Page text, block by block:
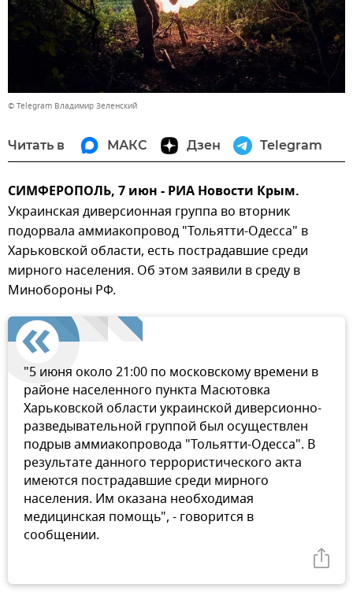
© Telegram Владимир Зеленский
Читать в МАКС Дзен Telegram
СИМФЕРОПОЛЬ, 7 июн - РИА Новости Крым.
Украинская диверсионная группа во вторник
подорвала аммиакопровод "Тольятти-Одесса" в
Харьковской области, есть пострадавшие среди
мирного населения. Об этом заявили в среду в
Минобороны РФ.
"5 июня около 21:00 по московскому времени в
районе населенного пункта Масютовка
Харьковской области украинской диверсионно-
разведывательной группой был осуществлен
подрыв аммиакопровода "Тольятти-Одесса". В
результате данного террористического акта
имеются пострадавшие среди мирного
населения. Им оказана необходимая
медицинская помощь", - говорится в
сообщении.